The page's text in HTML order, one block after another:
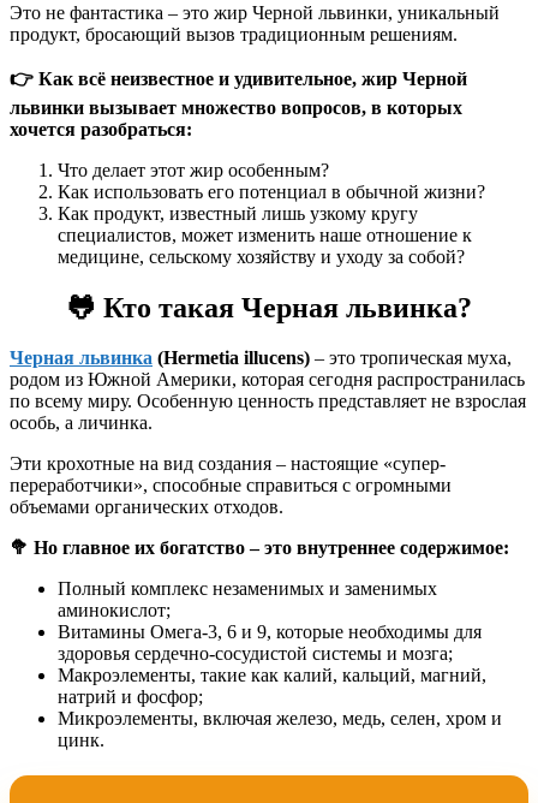
Это не фантастика – это жир Черной львинки, уникальный
продукт, бросающий вызов традиционным решениям.
👉 Как всё неизвестное и удивительное, жир Черной
львинки вызывает множество вопросов, в которых
хочется разобраться:
Что делает этот жир особенным?
Как использовать его потенциал в обычной жизни?
Как продукт, известный лишь узкому кругу
специалистов, может изменить наше отношение к
медицине, сельскому хозяйству и уходу за собой?
🐸 Кто такая Черная львинка?
Черная львинка (Hermetia illucens) – это тропическая муха,
родом из Южной Америки, которая сегодня распространилась
по всему миру. Особенную ценность представляет не взрослая
особь, а личинка.
Эти крохотные на вид создания – настоящие «супер-
переработчики», способные справиться с огромными
объемами органических отходов.
🥦 Но главное их богатство – это внутреннее содержимое:
Полный комплекс незаменимых и заменимых
аминокислот;
Витамины Омега-3, 6 и 9, которые необходимы для
здоровья сердечно-сосудистой системы и мозга;
Макроэлементы, такие как калий, кальций, магний,
натрий и фосфор;
Микроэлементы, включая железо, медь, селен, хром и
цинк.